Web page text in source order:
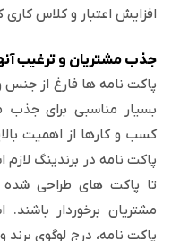
افزایش اعتبار و کلاس
جذب مشتریان و ترغیب
پاکت نامه ها فارغ از جنس و
بسیار مناسبی برای جذب
کسب و کارها از اهمیت
پاکت نامه در برندینگ
تا پاکت های طراحی شده
مشتریان برخوردار
پاکت نامه، درج لوگوی